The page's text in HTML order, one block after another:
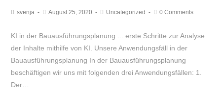
svenja August 25, 2020 Uncategorized 0 Comments
KI in der Bauausführungsplanung ... erste Schritte zur Analyse
der Inhalte mithilfe von KI. Unsere Anwendungsfäll in der
Bauausführungsplanung In der Bauausführungsplanung
beschäftigen wir uns mit folgenden drei Anwendungsfällen: 1.
Der…